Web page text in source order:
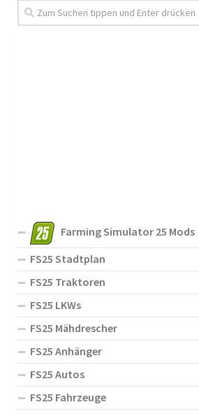
Farming Simulator 25 Mods
FS25 Stadtplan
FS25 Traktoren
FS25 LKWs
FS25 Mähdrescher
FS25 Anhänger
FS25 Autos
FS25 Fahrzeuge